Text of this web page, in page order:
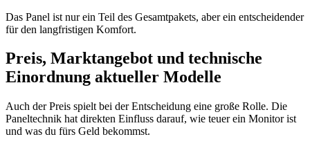
Das Panel ist nur ein Teil des Gesamtpakets, aber ein entscheidender
für den langfristigen Komfort.
Preis, Marktangebot und technische
Einordnung aktueller Modelle
Auch der Preis spielt bei der Entscheidung eine große Rolle. Die
Paneltechnik hat direkten Einfluss darauf, wie teuer ein Monitor ist
und was du fürs Geld bekommst.